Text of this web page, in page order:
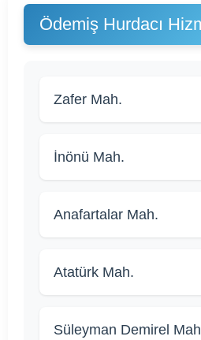
Ödemiş Hurdacı
Zafer Mah.
İnönü Mah.
Anafartalar Mah.
Atatürk Mah.
Süleyman Demirel